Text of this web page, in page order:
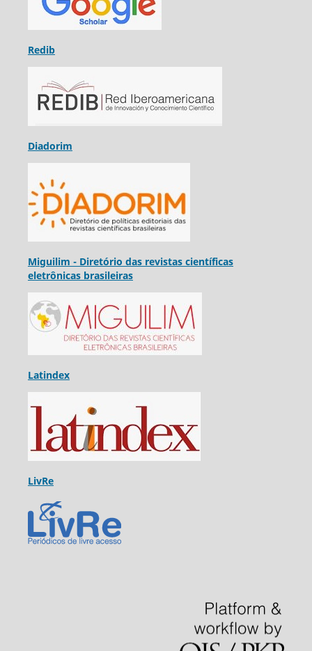
Redib
Diadorim
Miguilim - Diretório das revistas científicas
eletrônicas brasileiras
Latindex
LivRe